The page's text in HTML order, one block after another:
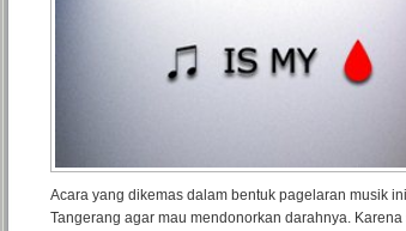
Acara yang dikemas dalam bentuk pagelaran musik
Tangerang agar mau mendonorkan darahnya.